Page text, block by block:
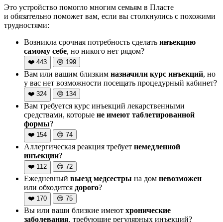
Это устройство помогло многим семьям в Пласте
и обязательно поможет вам, если вы столкнулись с похожими
трудностями:
Возникла срочная потребность сделать инъекцию
самому себе, но никого нет рядом?
❤️ 443 😢 199
Вам или вашим близким назначили курс инъекций, но
у вас нет возможности посещать процедурный кабинет?
❤️ 324 😢 134
Вам требуется курс инъекций лекарственными
средствами, которые не имеют таблетированной
формы?
❤️ 154 😢 74
Аллергическая реакция требует немедленной
инъекции?
❤️ 112 😢 72
Ежедневный выезд медсестры на дом невозможен
или обходится дорого?
❤️ 170 😢 75
Вы или ваши близкие имеют хронические
заболевания, требующие регулярных инъекций?